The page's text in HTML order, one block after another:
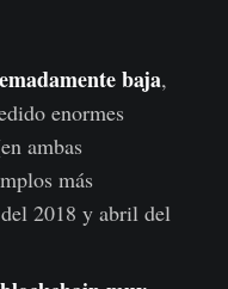
baja,
enormes
ambas
más
2018 y abril del